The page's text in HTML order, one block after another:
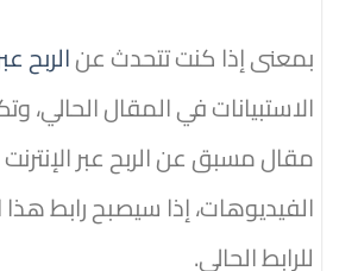
بمعنى إذا كنت تتحدث عنالربح
الاستبيانات في المقال الحالي،
مقال مسبق عن الربح عبر
الفيديوهات، إذا سيصبح رابط
للرابط الحالي.